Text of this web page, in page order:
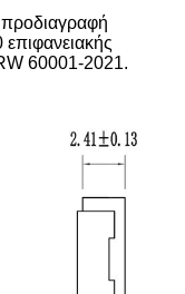
60001-2021.